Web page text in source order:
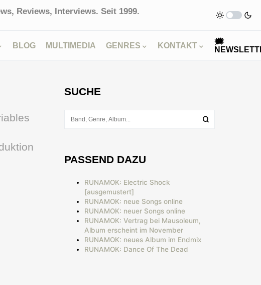
Reviews, Interviews. Seit 1999.
BLOG MULTIMEDIA GENRES KONTAKT
🗯
SUCHE
PASSEND DAZU
RUNAMOK: Electric Shock
[ausgemustert]
RUNAMOK: neue Songs online
RUNAMOK: neuer Songs online
RUNAMOK: Vertrag bei Mausoleum,
Album erscheint im November
RUNAMOK: neues Album im Endmix
RUNAMOK: Dance Of The Dead